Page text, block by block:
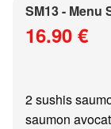
SM13 - Menu
16.90 €
2 sushis
saumon